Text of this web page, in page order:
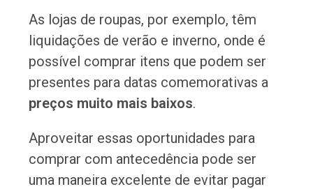
As lojas de roupas, por exemplo, têm
liquidações de verão e inverno, onde é
possível comprar itens que podem ser
presentes para datas comemorativas a
preços muito mais baixos.
Aproveitar essas oportunidades para
comprar com antecedência pode ser
uma maneira excelente de evitar pagar